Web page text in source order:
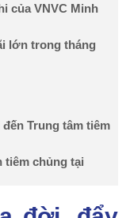
của VNVC Minh
lớn trong tháng
Trung tâm tiêm
tiêm chủng tại